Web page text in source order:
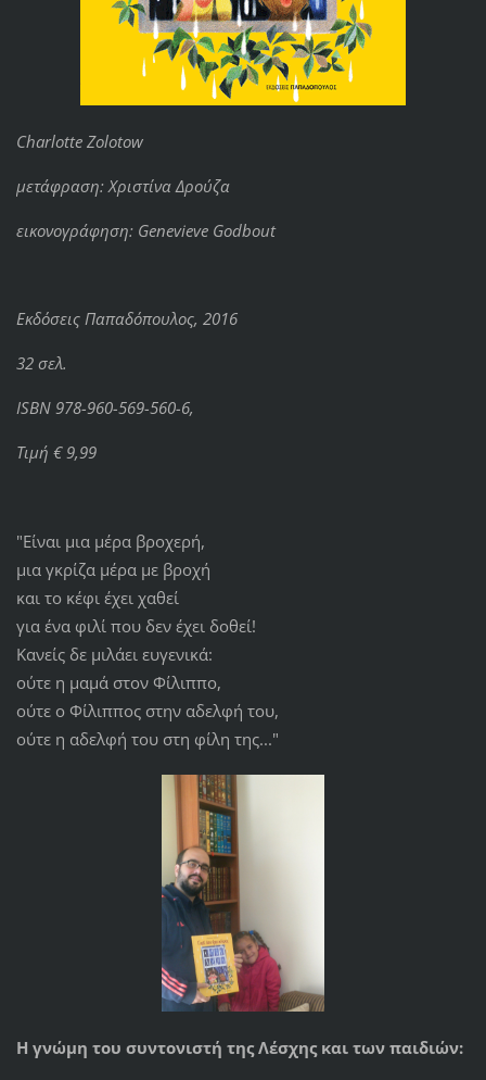
Charlotte Zolotow
μετάφραση: Χριστίνα Δρούζα
εικονογράφηση: Genevieve Godbout
Εκδόσεις Παπαδόπουλος, 2016
32 σελ.
ISBN 978-960-569-560-6,
Τιμή € 9,99
"Είναι μια μέρα βροχερή,
μια γκρίζα μέρα με βροχή
και το κέφι έχει χαθεί
για ένα φιλί που δεν έχει δοθεί!
Κανείς δε μιλάει ευγενικά:
ούτε η μαμά στον Φίλιππο,
ούτε ο Φίλιππος στην αδελφή του,
ούτε η αδελφή του στη φίλη της..."
Η γνώμη του συντονιστή της Λέσχης και των παιδιών: